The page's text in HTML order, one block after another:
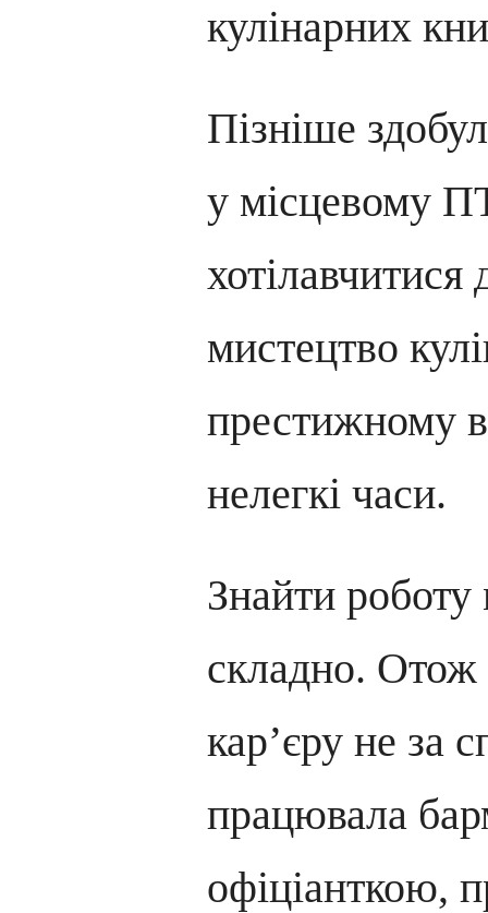
кулінарних
Пізніше
у місцевому
мистецтво
престижному
нелегкі часи.
Знайти
складно. Отож
кар’єру не за
працювала
офіціанткою,